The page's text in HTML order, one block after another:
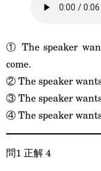
① The speaker
come.
② The speaker
③ The speaker
④ The speaker
問1 正解 4